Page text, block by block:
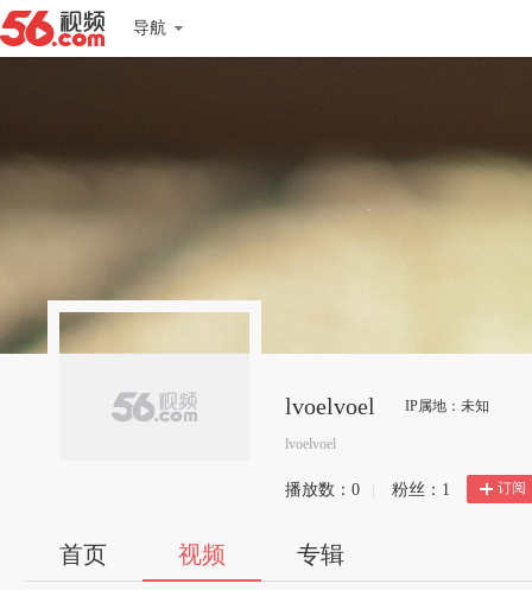
导航
lvoelvoel IP属地：未知
lvoelvoel
播放数： 0 粉丝： 1 订阅
首页 视频 专辑